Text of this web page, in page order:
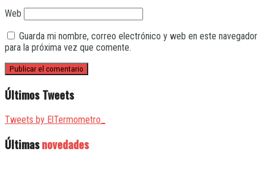
Web
Guarda mi nombre, correo electrónico y web en este navegador
para la próxima vez que comente.
Últimos Tweets
Tweets by ElTermometro_
Últimasnovedades